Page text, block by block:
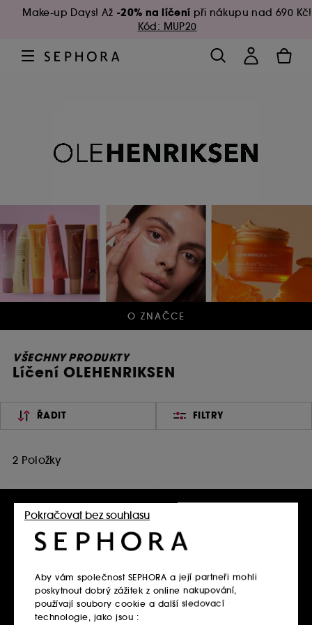
Make-up Days! Až -20% na líčení při nákupu nad 690 Kč!
Kód: MUP20
O ZNAČCE
VŠECHNY PRODUKTY
Líčení OLEHENRIKSEN
ŘADIT FILTRY
2 Položky
OLEHENRIKSEN
Aby vám společnost SEPHORA a její partneři mohli
poskytnout dobrý zážitek z online nakupování,
používají soubory cookie a další sledovací
technologie, jako jsou :
Pokračovat bez souhlasu